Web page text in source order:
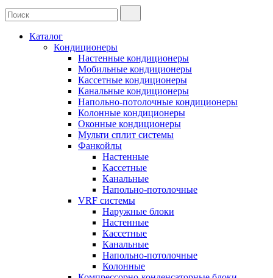
Каталог
Кондиционеры
Настенные кондиционеры
Мобильные кондиционеры
Кассетные кондиционеры
Канальные кондиционеры
Напольно-потолочные кондиционеры
Колонные кондиционеры
Оконные кондиционеры
Мульти сплит системы
Фанкойлы
Настенные
Кассетные
Канальные
Напольно-потолочные
VRF системы
Наружные блоки
Настенные
Кассетные
Канальные
Напольно-потолочные
Колонные